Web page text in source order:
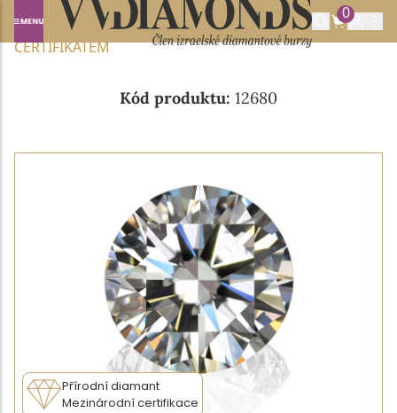
0
Domů NABÍDKA DIAMANTŮ
0.80CT H/VS1 S GIA
CERTIFIKÁTEM
Kód produktu: 12680
Přírodní diamant
Mezinárodní certifikace